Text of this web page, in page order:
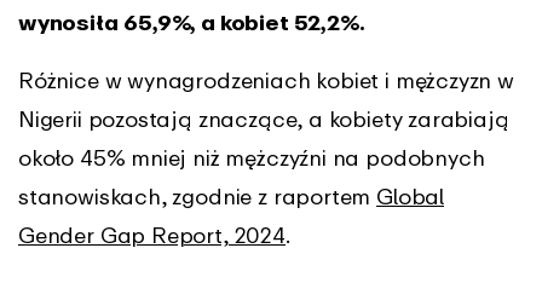
wynosiła 65,9%, a kobiet 52,2%.
Różnice w wynagrodzeniach kobiet i mężczyzn w
Nigerii pozostają znaczące, a kobiety zarabiają
około 45% mniej niż mężczyźni na podobnych
stanowiskach, zgodnie z raportem Global
Gender Gap Report, 2024.